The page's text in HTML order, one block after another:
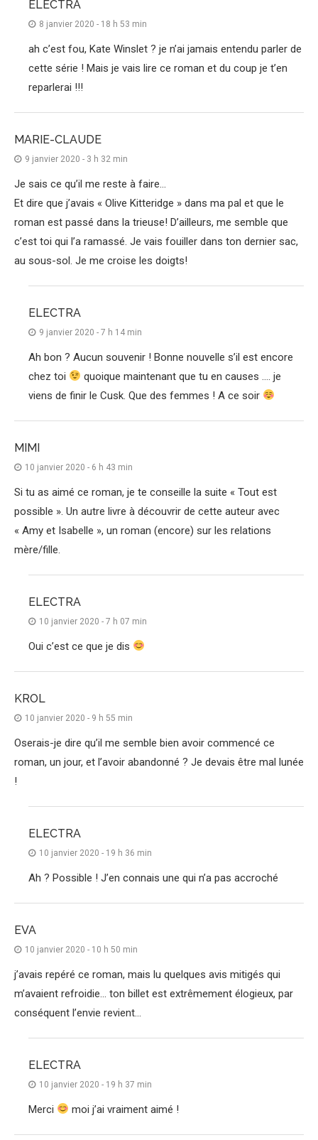
ELECTRA
8 janvier 2020 - 18 h 53 min
ah c’est fou, Kate Winslet ? je n’ai jamais entendu parler de
cette série ! Mais je vais lire ce roman et du coup je t’en
reparlerai !!!
MARIE-CLAUDE
9 janvier 2020 - 3 h 32 min
Je sais ce qu’il me reste à faire…
Et dire que j’avais « Olive Kitteridge » dans ma pal et que le
roman est passé dans la trieuse! D’ailleurs, me semble que
c’est toi qui l’a ramassé. Je vais fouiller dans ton dernier sac,
au sous-sol. Je me croise les doigts!
ELECTRA
9 janvier 2020 - 7 h 14 min
Ah bon ? Aucun souvenir ! Bonne nouvelle s’il est encore
chez toi
quoique maintenant que tu en causes …. je
viens de finir le Cusk. Que des femmes ! A ce soir
MIMI
10 janvier 2020 - 6 h 43 min
Si tu as aimé ce roman, je te conseille la suite « Tout est
possible ». Un autre livre à découvrir de cette auteur avec
« Amy et Isabelle », un roman (encore) sur les relations
mère/fille.
ELECTRA
10 janvier 2020 - 7 h 07 min
Oui c’est ce que je dis
KROL
10 janvier 2020 - 9 h 55 min
Oserais-je dire qu’il me semble bien avoir commencé ce
roman, un jour, et l’avoir abandonné ? Je devais être mal lunée
!
ELECTRA
10 janvier 2020 - 19 h 36 min
Ah ? Possible ! J’en connais une qui n’a pas accroché
EVA
10 janvier 2020 - 10 h 50 min
j’avais repéré ce roman, mais lu quelques avis mitigés qui
m’avaient refroidie… ton billet est extrêmement élogieux, par
conséquent l’envie revient…
ELECTRA
10 janvier 2020 - 19 h 37 min
Merci moi j’ai vraiment aimé !